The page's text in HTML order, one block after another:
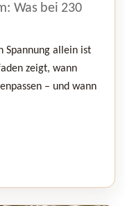
Was bei 230
Spannung allein ist
zeigt, wann
– und wann